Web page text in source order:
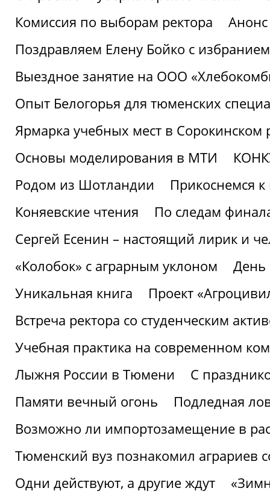
Комиссия по выборам ректора
Поздравляем Елену Бойко с
Выездное занятие на ООО
Опыт Белогорья для тюменских
Ярмарка учебных мест в Сорокинском
Основы моделирования в МТИ
Родом из Шотландии
Прикоснемся
Коняевские чтения
По следам
Сергей Есенин – настоящий лирик и
«Колобок» с аграрным уклоном
День
Уникальная книга
Проект
Встреча ректора со студенческим
Учебная практика на современном
Лыжня России в Тюмени
С
Памяти вечный огонь
Подледная
Возможно ли импортозамещение в
Тюменский вуз познакомил аграриев
Одни действуют, а другие ждут